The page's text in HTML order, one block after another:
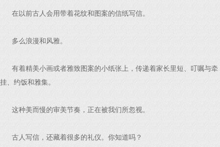
在以前古人会用带着花纹和图案的信纸写信。
多么浪漫和风雅。
有着精美小画或者雅致图案的小纸张上，传递着家长里短、叮嘱与牵
挂、约饭和雅集。
这种美而慢的审美节奏，正在被我们所忽视。
古人写信，还藏着很多的礼仪。你知道吗？